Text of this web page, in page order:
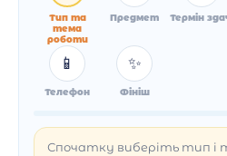
Тип та
тема
роботи
Предмет Термін
📱
Телефон
✨
Фініш
Спочатку виберіть тип і